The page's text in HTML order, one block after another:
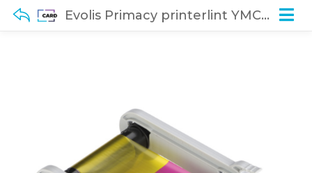
Evolis Primacy printerlint YMCKO (300 prints)